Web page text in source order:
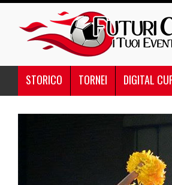
STORICO TORNEI DIGITAL